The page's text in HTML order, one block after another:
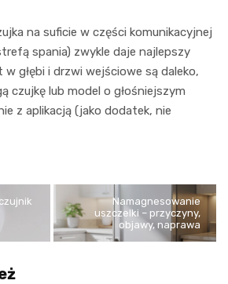
na suficie w części komunikacyjnej
spania) zwykle daje najlepszy
głębi i drzwi wejściowe są daleko,
czujkę lub model o głośniejszym
z aplikacją (jako dodatek, nie
Namagnesowanie
uszczelki – przyczyny,
objawy, naprawa